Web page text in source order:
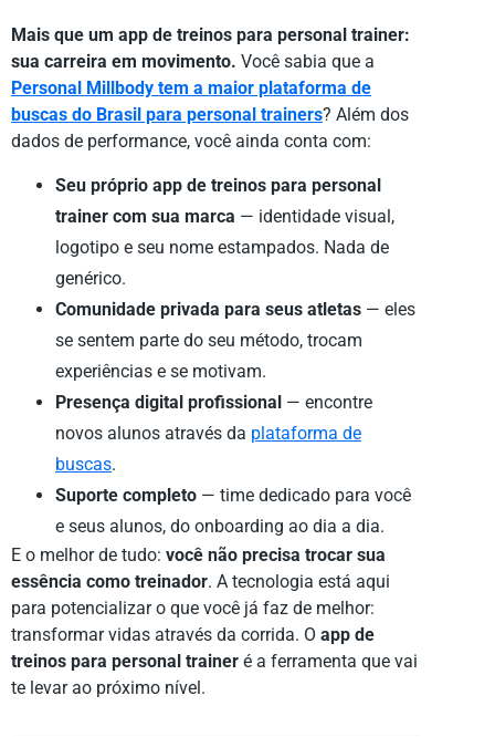
Mais que um app de treinos para personal trainer:
sua carreira em movimento. Você sabia que a
Personal Millbody tem a maior plataforma de
buscas do Brasil para personal trainers? Além dos
dados de performance, você ainda conta com:
Seu próprio app de treinos para personal
trainer com sua marca — identidade visual,
logotipo e seu nome estampados. Nada de
genérico.
Comunidade privada para seus atletas — eles
se sentem parte do seu método, trocam
experiências e se motivam.
Presença digital profissional — encontre
novos alunos através da plataforma de
buscas.
Suporte completo — time dedicado para você
e seus alunos, do onboarding ao dia a dia.
E o melhor de tudo: você não precisa trocar sua
essência como treinador. A tecnologia está aqui
para potencializar o que você já faz de melhor:
transformar vidas através da corrida. O app de
treinos para personal trainer é a ferramenta que vai
te levar ao próximo nível.